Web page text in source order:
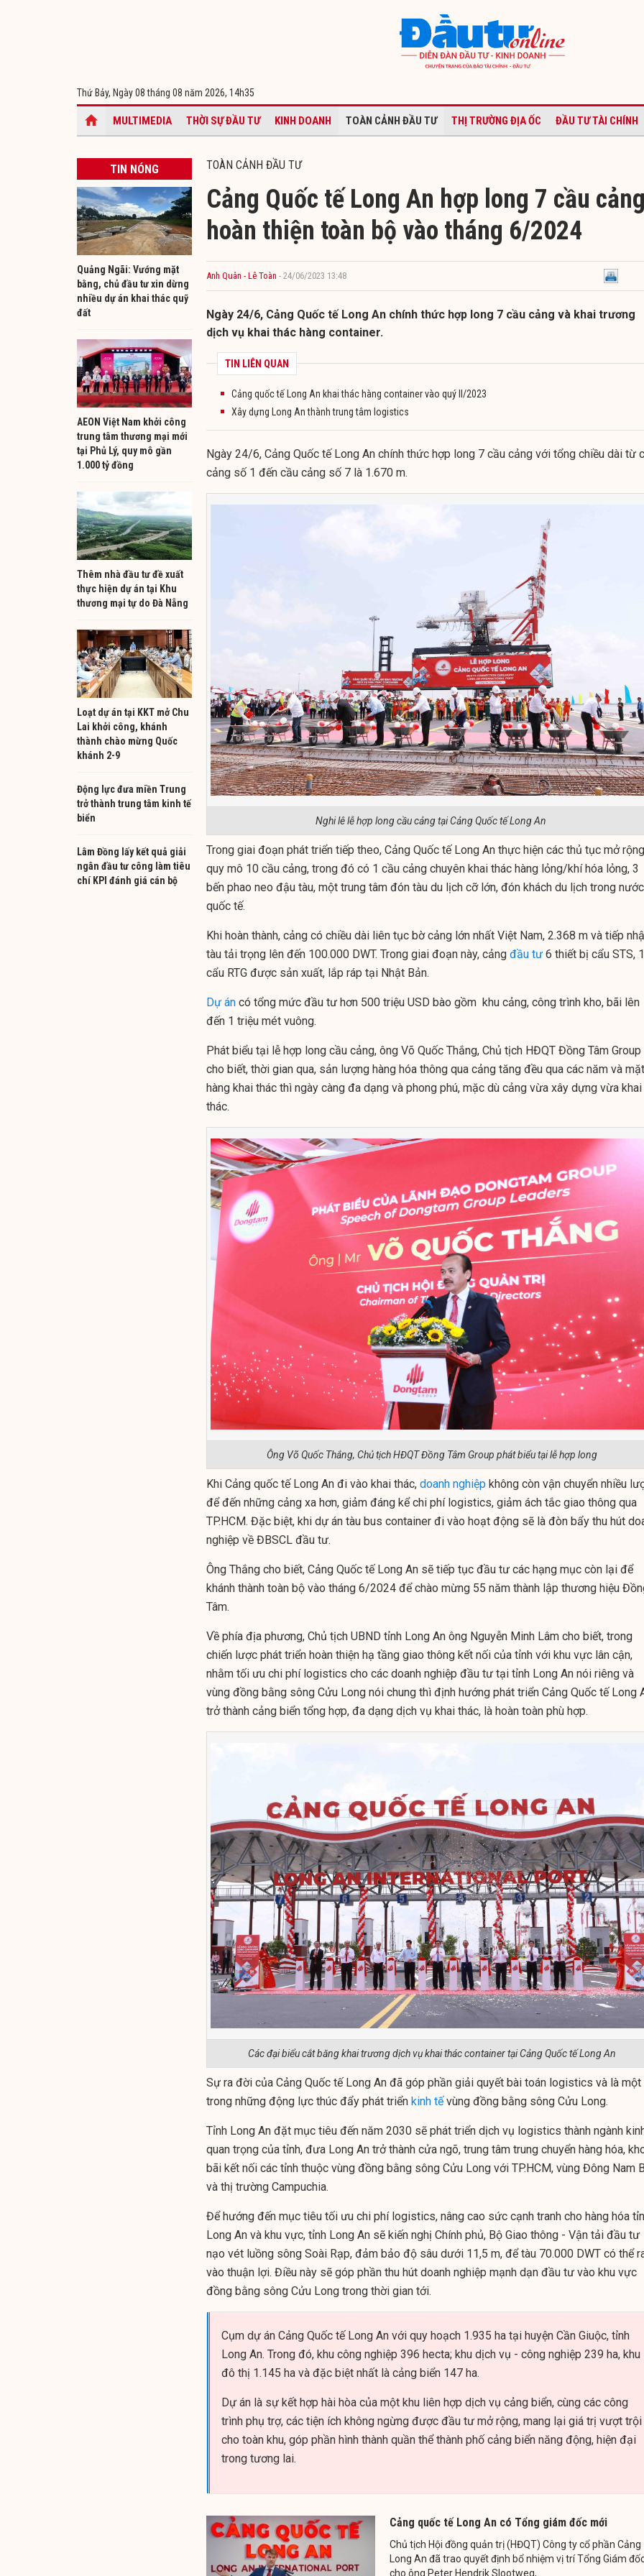
Thứ Bảy, Ngày 08 tháng 08 năm 2026, 14h35
MULTIMEDIA THỜI SỰ ĐẦU TƯ KINH DOANH TOÀN CẢNH ĐẦU TƯ THỊ TRƯỜNG ĐỊA ỐC ĐẦU TƯ TÀI CHÍNH
TIN NÓNG
Quảng Ngãi: Vướng mặt
bằng, chủ đầu tư xin dừng
nhiều dự án khai thác quỹ
đất
AEON Việt Nam khởi công
trung tâm thương mại mới
tại Phủ Lý, quy mô gần
1.000 tỷ đồng
Thêm nhà đầu tư đề xuất
thực hiện dự án tại Khu
thương mại tự do Đà Nẵng
Loạt dự án tại KKT mở Chu
Lai khởi công, khánh
thành chào mừng Quốc
khánh 2-9
Động lực đưa miền Trung
trở thành trung tâm kinh tế
biển
Lâm Đồng lấy kết quả giải
ngân đầu tư công làm tiêu
chí KPI đánh giá cán bộ
TOÀN CẢNH ĐẦU TƯ
Cảng Quốc tế Long An hợp long 7 cầu
hoàn thiện toàn bộ vào tháng 6/2024
Anh Quân - Lê Toàn - 24/06/2023 13:48
Ngày 24/6, Cảng Quốc tế Long An chính thức hợp long 7 cầu cảng và khai trương
dịch vụ khai thác hàng container.
TIN LIÊN QUAN
Cảng quốc tế Long An khai thác hàng container vào quý II/2023
Xây dựng Long An thành trung tâm logistics
Ngày 24/6, Cảng Quốc tế Long An chính thức hợp long 7 cầu cảng với tổng chiều dài từ
cảng số 1 đến cầu cảng số 7 là 1.670 m.
Nghi lê lễ hợp long cầu cảng tại Cảng Quốc tế Long An
Trong giai đoạn phát triển tiếp theo, Cảng Quốc tế Long An thực hiện các thủ tục mở rộng
quy mô 10 cầu cảng, trong đó có 1 cầu cảng chuyên khai thác hàng lỏng/khí hóa lỏng, 3
bến phao neo đậu tàu, một trung tâm đón tàu du lịch cỡ lớn, đón khách du lịch trong
quốc tế.
Khi hoàn thành, cảng có chiều dài liên tục bờ cảng lớn nhất Việt Nam, 2.368 m và tiếp
tàu tải trọng lên đến 100.000 DWT. Trong giai đoạn này, cảng đầu tư 6 thiết bị cẩu STS,
cẩu RTG được sản xuất, lắp ráp tại Nhật Bản.
Dự án có tổng mức đầu tư hơn 500 triệu USD bào gồm khu cảng, công trình kho, bãi lên
đến 1 triệu mét vuông.
Phát biểu tại lễ hợp long cầu cảng, ông Võ Quốc Thắng, Chủ tịch HĐQT Đồng Tâm Group
cho biết, thời gian qua, sản lượng hàng hóa thông qua cảng tăng đều qua các năm và mặt
hàng khai thác thì ngày càng đa dạng và phong phú, mặc dù cảng vừa xây dựng vừa khai
thác.
Ông Võ Quốc Thắng, Chủ tịch HĐQT Đồng Tâm Group phát biểu tại lễ hợp long
Khi Cảng quốc tế Long An đi vào khai thác, doanh nghiệp không còn vận chuyển nhiều
để đến những cảng xa hơn, giảm đáng kể chi phí logistics, giảm ách tắc giao thông qua
TP.HCM. Đặc biệt, khi dự án tàu bus container đi vào hoạt động sẽ là đòn bẩy thu hút
nghiệp về ĐBSCL đầu tư.
Ông Thắng cho biết, Cảng Quốc tế Long An sẽ tiếp tục đầu tư các hạng mục còn lại để
khánh thành toàn bộ vào tháng 6/2024 để chào mừng 55 năm thành lập thương hiệu
Tâm.
Về phía địa phương, Chủ tịch UBND tỉnh Long An ông Nguyễn Minh Lâm cho biết, trong
chiến lược phát triển hoàn thiện hạ tầng giao thông kết nối của tỉnh với khu vực lân cận,
nhằm tối ưu chi phí logistics cho các doanh nghiệp đầu tư tại tỉnh Long An nói riêng và
vùng đồng bằng sông Cửu Long nói chung thì định hướng phát triển Cảng Quốc tế Long
trở thành cảng biển tổng hợp, đa dạng dịch vụ khai thác, là hoàn toàn phù hợp.
Các đại biểu cắt băng khai trương dịch vụ khai thác container tại Cảng Quốc tế Long An
Sự ra đời của Cảng Quốc tế Long An đã góp phần giải quyết bài toán logistics và là một
trong những động lực thúc đẩy phát triển kinh tếvùng đồng bằng sông Cửu Long.
Tỉnh Long An đặt mục tiêu đến năm 2030 sẽ phát triển dịch vụ logistics thành ngành
quan trọng của tỉnh, đưa Long An trở thành cửa ngõ, trung tâm trung chuyển hàng hóa,
bãi kết nối các tỉnh thuộc vùng đồng bằng sông Cửu Long với TP.HCM, vùng Đông Nam
và thị trường Campuchia.
Để hướng đến mục tiêu tối ưu chi phí logistics, nâng cao sức cạnh tranh cho hàng hóa
Long An và khu vực, tỉnh Long An sẽ kiến nghị Chính phủ, Bộ Giao thông - Vận tải đầu tư
nạo vét luồng sông Soài Rạp, đảm bảo độ sâu dưới 11,5 m, để tàu 70.000 DWT có thể
vào thuận lợi. Điều này sẽ góp phần thu hút doanh nghiệp mạnh dạn đầu tư vào khu vực
đồng bằng sông Cửu Long trong thời gian tới.
Cụm dự án Cảng Quốc tế Long An với quy hoạch 1.935 ha tại huyện Cần Giuộc, tỉnh
Long An. Trong đó, khu công nghiệp 396 hecta; khu dịch vụ - công nghiệp 239 ha, khu
đô thị 1.145 ha và đặc biệt nhất là cảng biển 147 ha.
Dự án là sự kết hợp hài hòa của một khu liên hợp dịch vụ cảng biển, cùng các công
trình phụ trợ, các tiện ích không ngừng được đầu tư mở rộng, mang lại giá trị vượt trội
cho toàn khu, góp phần hình thành quần thể thành phố cảng biển năng động, hiện đại
trong tương lai.
Cảng quốc tế Long An có Tổng giám đốc mới
Chủ tịch Hội đồng quản trị (HĐQT) Công ty cổ phần Cảng
Long An đã trao quyết định bổ nhiệm vị trí Tổng Giám
cho ông Peter Hendrik Slootweg,...